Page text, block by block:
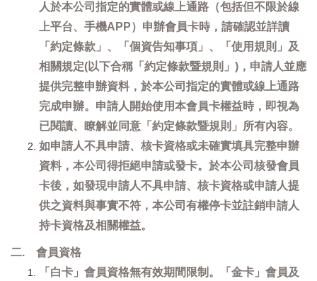
人於本公司指定的實體或線上通路（包括但不限於線
上平台、手機APP）申辦會員卡時，請確認並詳讀
「約定條款」、「個資告知事項」、「使用規則」及
相關規定(以下合稱「約定條款暨規則」)，申請人並應
提供完整申辦資料，於本公司指定的實體或線上通路
完成申辦。申請人開始使用本會員卡權益時，即視為
已閱讀、瞭解並同意「約定條款暨規則」所有內容。
如申請人不具申請、核卡資格或未確實填具完整申辦
資料，本公司得拒絕申請或發卡。於本公司核發會員
卡後，如發現申請人不具申請、核卡資格或申請人提
供之資料與事實不符，本公司有權停卡並註銷申請人
持卡資格及相關權益。
二. 會員資格
「白卡」會員資格無有效期間限制。「金卡」會員及